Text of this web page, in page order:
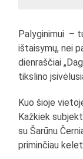
Palyginimui –
ištaisymų, nei
dienraščiai
tikslino
Kuo šioje
Kažkiek
su Šarūnu
priminčiau